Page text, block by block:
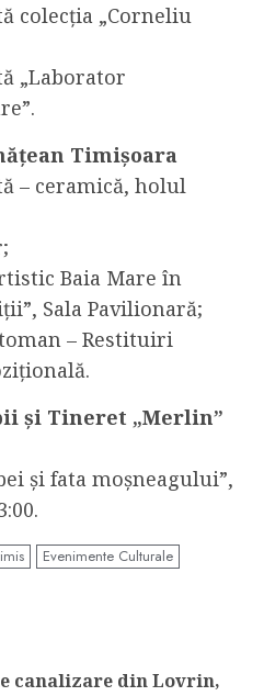
colecția „Corneliu
„Laborator
Timișoara
– ceramică, holul
Baia Mare în
Sala Pavilionară;
– Restituiri
și Tineret „Merlin”
și fata moșneagului”,
Evenimente Culturale
canalizare din Lovrin,